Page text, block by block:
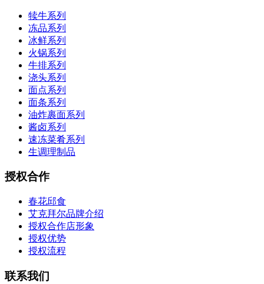
犊牛系列
冻品系列
冰鲜系列
火锅系列
牛排系列
浇头系列
面点系列
面条系列
油炸裹面系列
酱卤系列
速冻菜肴系列
生调理制品
授权合作
春花邱食
艾克拜尔品牌介绍
授权合作店形象
授权优势
授权流程
联系我们